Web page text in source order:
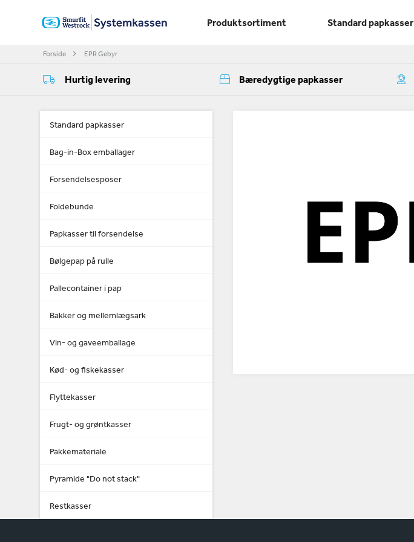
Produktsortiment Standard papkasser
Forside EPR Gebyr
Hurtig levering Bæredygtige papkasser
Standard papkasser
Bag-in-Box emballager
Forsendelsesposer
Foldebunde
Papkasser til forsendelse
Bølgepap på rulle
Pallecontainer i pap
Bakker og mellemlægsark
Vin- og gaveemballage
Kød- og fiskekasser
Flyttekasser
Frugt- og grøntkasser
Pakkemateriale
Pyramide "Do not stack"
Restkasser